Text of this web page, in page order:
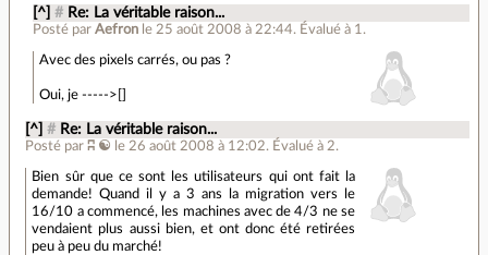
[^] # Re: La véritable raison...
Posté par Aefron le 25 août 2008 à 22:44.Évalué à 1.
Avec des pixels carrés, ou pas ?
Oui, je ----->[]
[^] # Re: La véritable raison...
Posté parʭ ☯ le 26 août 2008 à 12:02. Évalué à2.
Bien sûr que ce sont les utilisateurs qui ont fait la
demande! Quand il y a 3 ans la migration vers le
16/10 a commencé, les machines avec de 4/3 ne se
vendaient plus aussi bien, et ont donc été retirées
peu à peu du marché!